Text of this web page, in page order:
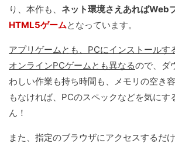
り、本作も、 ネット環境さえあればWeb
HTML5ゲームとなっています。
アプリゲームとも、PCにインストールす
オンラインPCゲームとも異なるので、ダ
わしい作業も持ち時間も、メモリの空き
もなければ、PCのスペックなどを気にす
ん！
また、指定のブラウザにアクセスするだけ